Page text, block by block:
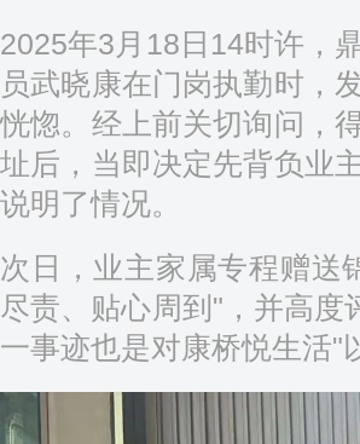
2025年3月18日14时许，
员武晓康在门岗执勤时，
恍惚。经上前关切询问，
址后，当即决定先背负业
说明了情况。
次日，业主家属专程赠送
尽责、贴心周到"，并高度
一事迹也是对康桥悦生活"